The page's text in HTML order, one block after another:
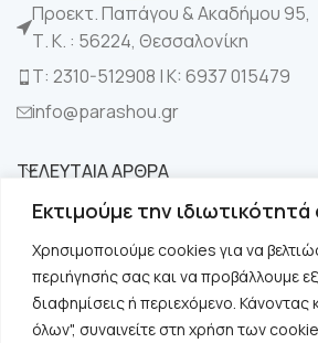
Εκτιμούμε την ιδιωτικότητά
Χρησιμοποιούμε cookies για να
περιήγησής σας και να προβάλλουμε
διαφημίσεις ή περιεχόμενο. Κάνοντας
όλων", συναινείτε στη χρήση των
Προεκτ. Παπάγου & Ακαδήμου 95,
Τ. Κ. : 56224, Θεσσαλονίκη
Τ: 2310-512908 | K: 6937 015479
info@parashou.gr
ΤΕΛΕΥΤΑΙΑ ΑΡΘΡΑ
ΚΑΤΗΓΟΡΙΕΣ
ΧΡΗΣΙΜΑ